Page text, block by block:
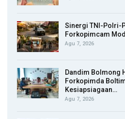
Sinergi TNI-Polri-
Forkopimcam
Agu 7, 2026
Dandim Bolmong
Forkopimda
Kesiapsiagaan…
Agu 7, 2026